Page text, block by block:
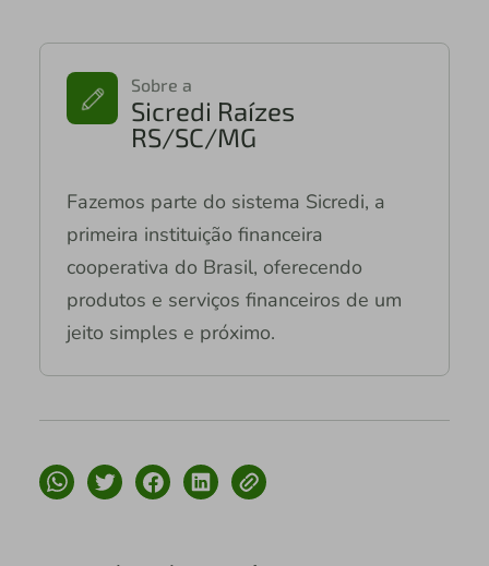
Sobre a
Sicredi Raízes
RS/SC/MG
Fazemos parte do sistema Sicredi, a
primeira instituição financeira
cooperativa do Brasil, oferecendo
produtos e serviços financeiros de um
jeito simples e próximo.